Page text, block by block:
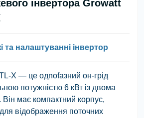
інвертора Growatt
та налаштуванні інвертор
X — це одnofазний он-грід
потужністю 6 кВт із двома
має компактний корпус,
відображення поточних